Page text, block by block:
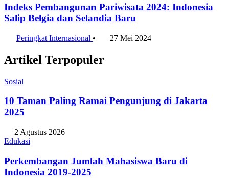
Indeks Pembangunan Pariwisata 2024: Indonesia
Salip Belgia dan Selandia Baru
Peringkat Internasional • 27 Mei 2024
Artikel Terpopuler
Sosial
10 Taman Paling Ramai Pengunjung di Jakarta
2025
2 Agustus 2026
Edukasi
Perkembangan Jumlah Mahasiswa Baru di
Indonesia 2019-2025